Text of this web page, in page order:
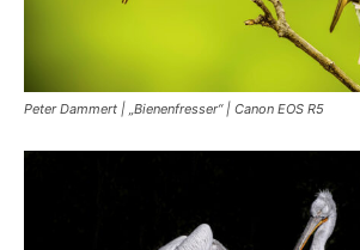
Peter Dammert | „Bienenfresser“ | Canon EOS R5